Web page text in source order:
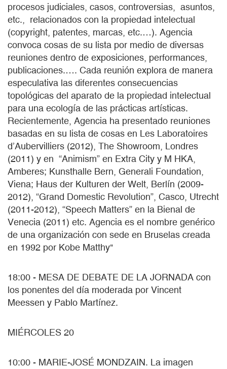
procesos judiciales, casos, controversias, asuntos,
etc., relacionados con la propiedad intelectual
(copyright, patentes, marcas, etc.…). Agencia
convoca cosas de su lista por medio de diversas
reuniones dentro de exposiciones, performances,
publicaciones.…. Cada reunión explora de manera
especulativa las diferentes consecuencias
topológicas del aparato de la propiedad intelectual
para una ecología de las prácticas artísticas.
Recientemente, Agencia ha presentado reuniones
basadas en su lista de cosas en Les Laboratoires
d’Aubervilliers (2012), The Showroom, Londres
(2011) y en “Animism” en Extra City y M HKA,
Amberes; Kunsthalle Bern, Generali Foundation,
Viena; Haus der Kulturen der Welt, Berlín (2009-
2012), “Grand Domestic Revolution”, Casco, Utrecht
(2011-2012), “Speech Matters” en la Bienal de
Venecia (2011) etc. Agencia es el nombre genérico
de una organización con sede en Bruselas creada
en 1992 por Kobe Matthy"
18:00 - MESA DE DEBATE DE LA JORNADA con
los ponentes del día moderada por Vincent
Meessen y Pablo Martínez.
MIÉRCOLES 20
10:00 - MARIE-JOSÉ MONDZAIN. La imagen